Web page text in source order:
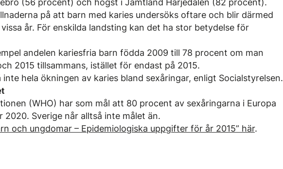
(56 procent) och högst i Jämtland Härjedalen (82 procent).
på att barn med karies undersöks oftare och blir därmed
år. För enskilda landsting kan det ha stor betydelse för
andelen kariesfria barn födda 2009 till 78 procent om man
2015 tillsammans, istället för endast på 2015.
hela ökningen av karies bland sexåringar, enligt Socialstyrelsen.
(WHO) har som mål att 80 procent av sexåringarna i Europa
2020. Sverige når alltså inte målet än.
och ungdomar – Epidemiologiska uppgifter för år 2015” här.